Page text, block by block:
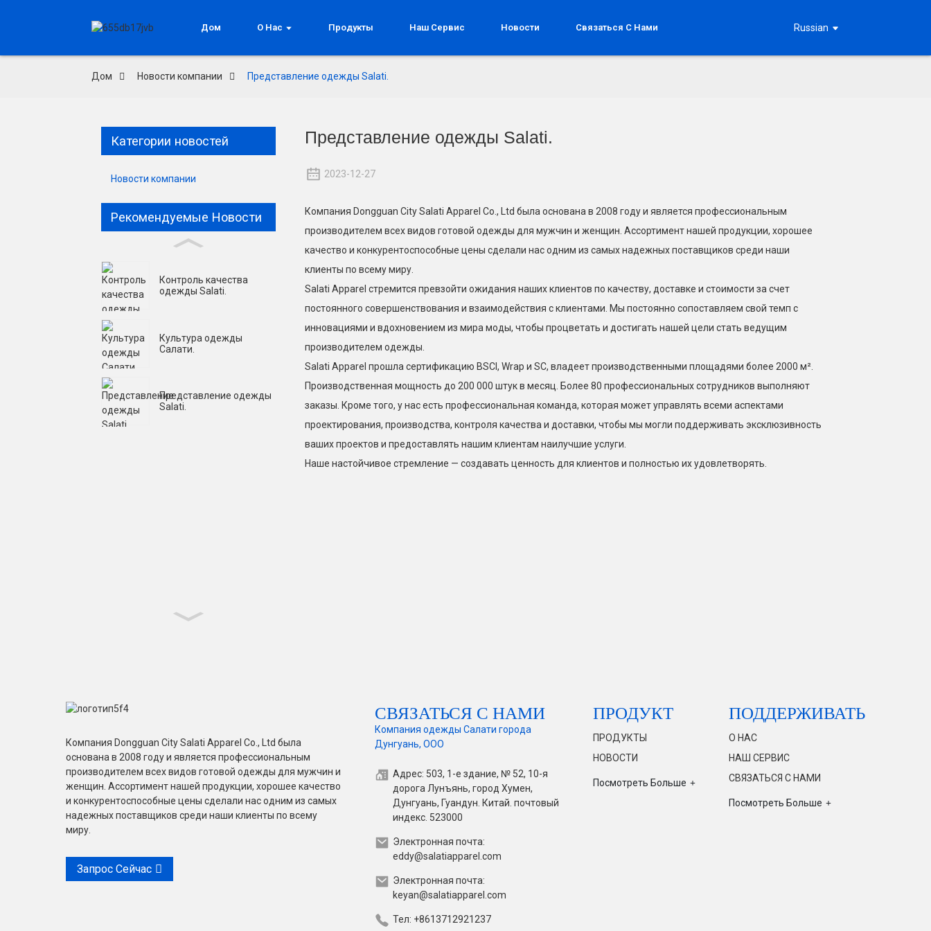
Дом О Нас Продукты Наш Сервис Новости Связаться С Нами Russian
Дом Новости компании Представление одежды Salati.
Категории новостей
Новости компании
Рекомендуемые Новости
Контроль качества
одежды Salati.
Культура одежды
Салати.
Представление одежды
Salati.
Представление одежды Salati.
2023-12-27
Компания Dongguan City Salati Apparel Co., Ltd была основана в 2008 году и является профессиональным
производителем всех видов готовой одежды для мужчин и женщин. Ассортимент нашей продукции, хорошее
качество и конкурентоспособные цены сделали нас одним из самых надежных поставщиков среди наши
клиенты по всему миру.
Salati Apparel стремится превзойти ожидания наших клиентов по качеству, доставке и стоимости за счет
постоянного совершенствования и взаимодействия с клиентами. Мы постоянно сопоставляем свой темп с
инновациями и вдохновением из мира моды, чтобы процветать и достигать нашей цели стать ведущим
производителем одежды.
Salati Apparel прошла сертификацию BSCI, Wrap и SC, владеет производственными площадями более 2000 м².
Производственная мощность до 200 000 штук в месяц. Более 80 профессиональных сотрудников выполняют
заказы. Кроме того, у нас есть профессиональная команда, которая может управлять всеми аспектами
проектирования, производства, контроля качества и доставки, чтобы мы могли поддерживать эксклюзивность
ваших проектов и предоставлять нашим клиентам наилучшие услуги.
Наше настойчивое стремление — создавать ценность для клиентов и полностью их удовлетворять.
Компания Dongguan City Salati Apparel Co., Ltd была
основана в 2008 году и является профессиональным
производителем всех видов готовой одежды для мужчин и
женщин. Ассортимент нашей продукции, хорошее качество
и конкурентоспособные цены сделали нас одним из самых
надежных поставщиков среди наши клиенты по всему
миру.
Запрос Сейчас
СВЯЗАТЬСЯ С НАМИ
Компания одежды Салати города
Дунгуань, ООО
Адрес: 503, 1-е здание, № 52, 10-я
дорога Лунъянь, город Хумен,
Дунгуань, Гуандун. Китай. почтовый
индекс. 523000
Электронная почта:
eddy@salatiapparel.com
Электронная почта:
keyan@salatiapparel.com
Тел: +8613712921237
ПРОДУКТ
ПРОДУКТЫ
НОВОСТИ
Посмотреть Больше
ПОДДЕРЖИВАТЬ
О НАС
НАШ СЕРВИС
СВЯЗАТЬСЯ С НАМИ
Посмотреть Больше